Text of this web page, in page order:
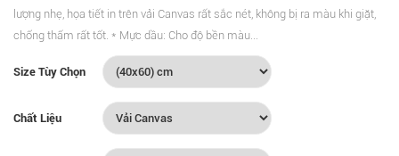
lượng nhẹ, họa tiết in trên vải Canvas rất sắc nét, không bị ra màu khi giặt,
chống thấm rất tốt. * Mực dầu: Cho độ bền màu...
Size Tùy Chọn
Chất Liệu